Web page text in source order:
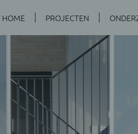
HOME PROJECTEN